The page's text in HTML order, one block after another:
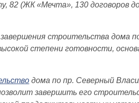
82 (ЖК «Мечта», 130 договоров
строительства дома
степени готовности,
дома по пр. Северный
завершить его